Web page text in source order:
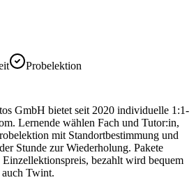
Probelektion
GmbH bietet seit 2020 individuelle 1:1-
Lernende wählen Fach und Tutor:in,
mit Standortbestimmung und
Stunde zur Wiederholung. Pakete
bezahlt wird bequem
Twint.